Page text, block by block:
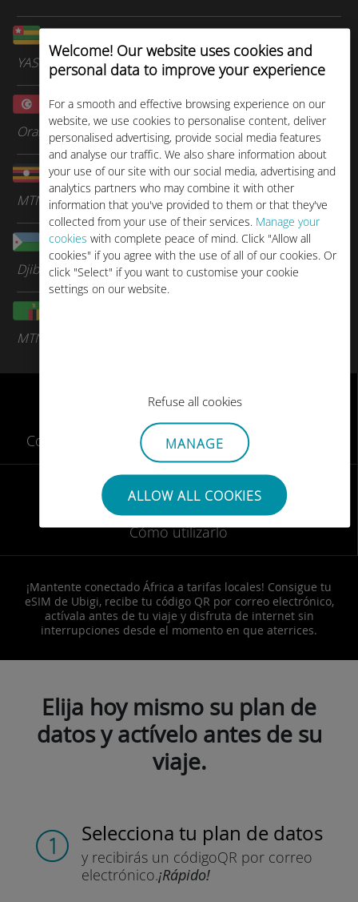
Welcome! Our website uses cookies and
personal data to improve your experience
For a smooth and effective browsing experience on our
website, we use cookies to personalise content, deliver
personalised advertising, provide social media features
and analyse our traffic. We also share information about
your use of our site with our social media, advertising and
analytics partners who may combine it with other
information that you've provided to them or that they've
collected from your use of their services. Manage your
cookies with complete peace of mind. Click "Allow all
cookies" if you agree with the use of all of our cookies. Or
click "Select" if you want to customise your cookie
settings on our website.
Refuse all cookies
MANAGE
ALLOW ALL COOKIES
YAS
Túnez
Orange Tunisie
Uganda
MTN
Yibuti
Djibouti Telecom
MTN
Comprobar dispositivos compatibles
Cómo utilizarlo
¡Mantente conectado África a tarifas locales! Consigue tu
eSIM de Ubigi, recibe tu código QR por correo electrónico,
actívala antes de tu viaje y disfruta de internet sin
interrupciones desde el momento en que aterrices.
Elija hoy mismo su plan de
datos y actívelo antes de su
viaje.
Selecciona tu plan de datos
y recibirás un códigoQR por correo
electrónico.¡Rápido!